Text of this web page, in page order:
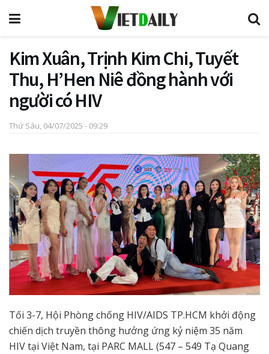
Kim Xuân, Trịnh Kim Chi, Tuyết
Thu, H’Hen Niê đồng hành với
người có HIV
Thứ Sáu, 04/07/2025 - 09:29
Tối 3-7, Hội Phòng chống HIV/AIDS TP.HCM khởi động
chiến dịch truyền thông hưởng ứng kỷ niệm 35 năm
HIV tại Việt Nam, tại PARC MALL (547 – 549 Tạ Quang